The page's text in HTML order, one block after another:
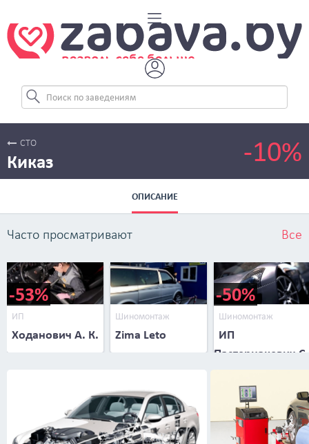
СТО
Киказ -10%
ОПИСАНИЕ
Часто просматривают Все
-53%
ИП
Ходанович А. К.
Шиномонтаж
Zima Leto
-50%
Шиномонтаж
ИП
Пастернакевич С.